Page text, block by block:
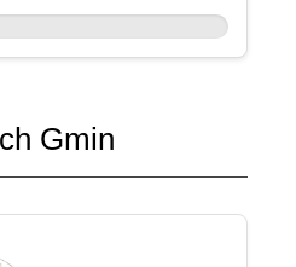
Gmin